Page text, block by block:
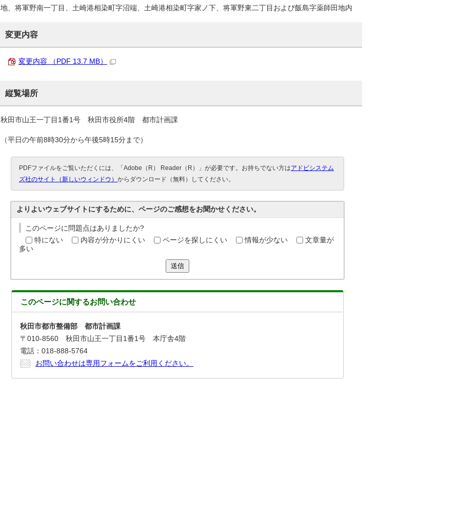
地、将軍野南一丁目、土崎港相染町字沼端、土崎港相染町字家ノ下、将軍野東二丁目および飯島字薬師田地内
変更内容
変更内容 （PDF 13.7 MB）
縦覧場所
秋田市山王一丁目1番1号 秋田市役所4階 都市計画課
（平日の午前8時30分から午後5時15分まで）
PDFファイルをご覧いただくには、「Adobe（R） Reader（R）」が必要です。お持ちでない方はアドビシステム
ズ社のサイト（新しいウィンドウ） からダウンロード（無料）してください。
よりよいウェブサイトにするために、ページのご感想をお聞かせください。
このページに問題点はありましたか?
特にない
内容が分かりにくい ページを探しにくい 情報が少ない
文章量が
多い
送信
このページに関するお問い合わせ
秋田市都市整備部 都市計画課
〒010-8560 秋田市山王一丁目1番1号 本庁舎4階
電話：018-888-5764
お問い合わせは専用フォームをご利用ください。